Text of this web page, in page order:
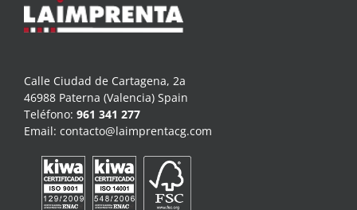
Calle Ciudad de Cartagena, 2a
46988 Paterna (Valencia) Spain
Teléfono: 961 341 277
Email: contacto@laimprentacg.com